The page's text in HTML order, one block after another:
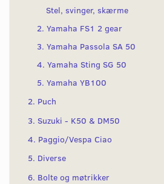
Stel, svinger, skærme
2. Yamaha FS1 2 gear
3. Yamaha Passola SA 50
4. Yamaha Sting SG 50
5. Yamaha YB100
2. Puch
3. Suzuki - K50 & DM50
4. Paggio/Vespa Ciao
5. Diverse
6. Bolte og møtrikker